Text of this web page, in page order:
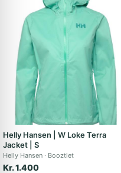
Helly Hansen | W Loke Terra
Jacket | S
Helly Hansen Booztlet
Kr. 1.400